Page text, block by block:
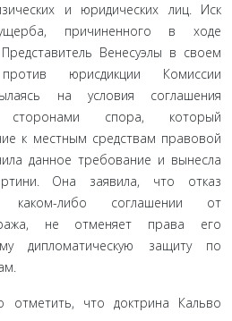
и юридических лиц. Иск
причиненного в ходе
Венесуэлы в своем
юрисдикции Комиссии
на условия соглашения
сторонами спора, который
к местным средствам правовой
данное требование и вынесла
Она заявила, что отказ
либо соглашении от
не от­меняет права его
дипломатическую за­щиту по
что доктрина Кальво